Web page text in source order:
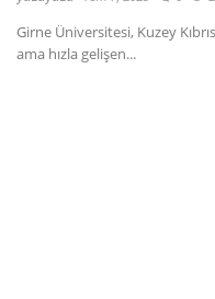
Dil
Girne Üniversitesi, Kuzey
ama hızla gelişen...